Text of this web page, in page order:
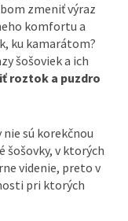
zmeniť výraz
komfortu a
ku kamarátom?
šošoviek a ich
roztok a puzdro
sú korekčnou
šošovky, v ktorých
videnie, preto v
pri ktorých